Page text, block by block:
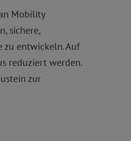
Mobility
sichere,
zu entwickeln. Auf
reduziert werden.
zur